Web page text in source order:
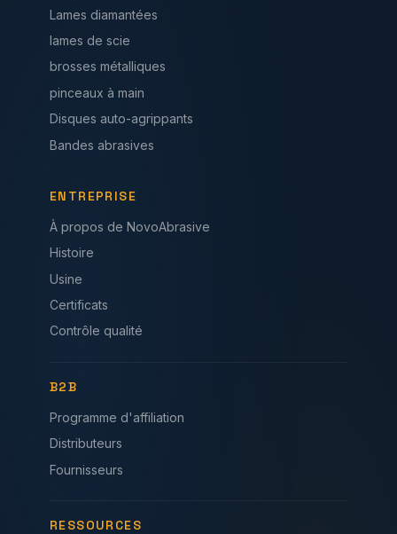
Lames diamantées
lames de scie
brosses métalliques
pinceaux à main
Disques auto-agrippants
Bandes abrasives
ENTREPRISE
À propos de NovoAbrasive
Histoire
Usine
Certificats
Contrôle qualité
B2B
Programme d'affiliation
Distributeurs
Fournisseurs
RESSOURCES